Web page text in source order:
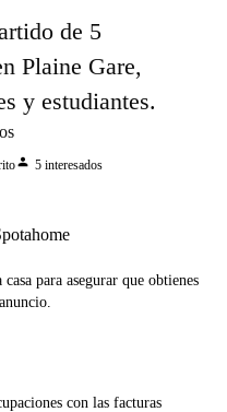
de 5
Plaine Gare,
y estudiantes.
person 5 interesados
para asegurar que obtienes
con las facturas